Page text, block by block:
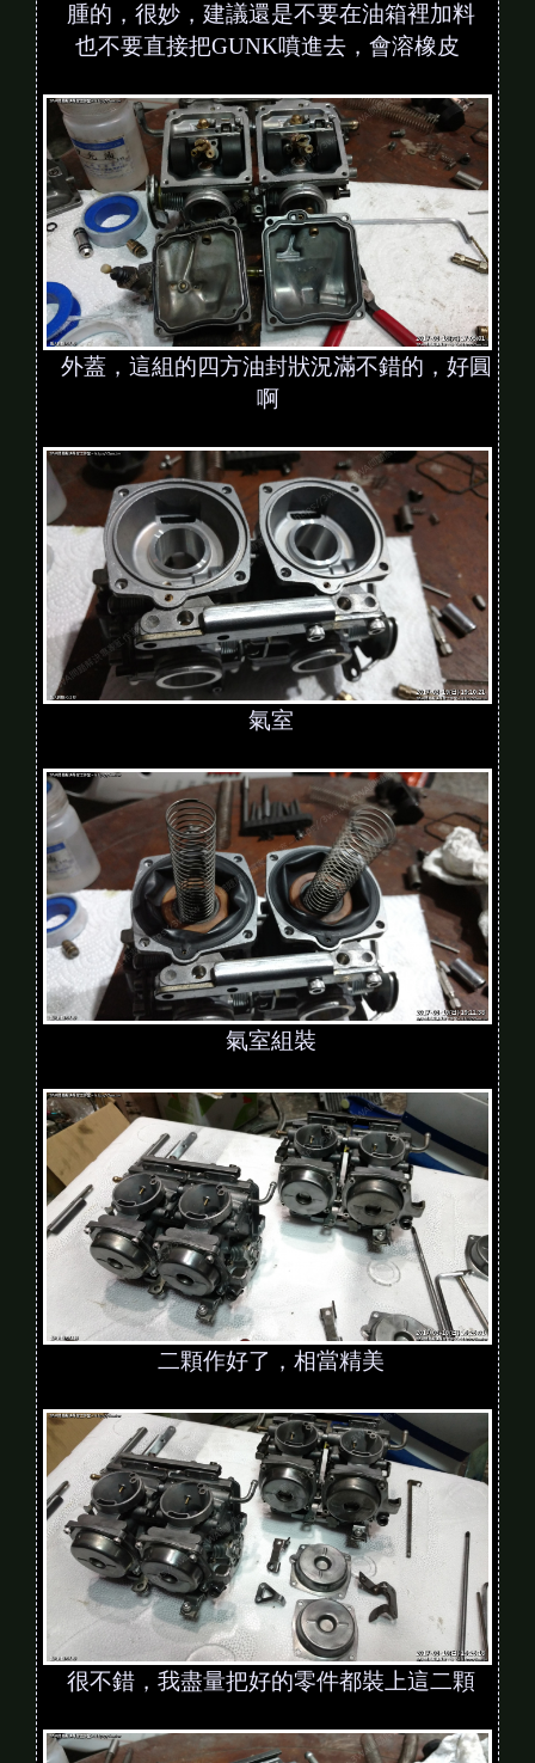
腫的，很妙，建議還是不要在油箱裡加料
也不要直接把GUNK噴進去，會溶橡皮
外蓋，這組的四方油封狀況滿不錯的，好圓
啊
氣室
氣室組裝
二顆作好了，相當精美
很不錯，我盡量把好的零件都裝上這二顆